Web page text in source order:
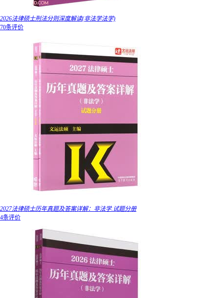
2026法律硕士刑法分则深度解读(非法学法学)
70条评价
2027法律硕士历年真题及答案详解：非法学.试题分册
4条评价